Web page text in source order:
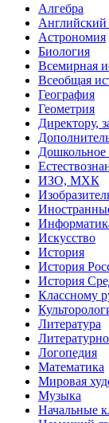
Алгебра
Английский
Астрономия
Биология
Всемирная
Всеобщая
География
Геометрия
Директору,
Дошкольное
ИЗО, МХК
Искусство
История
История
История
Классному
Литература
Логопедия
Математика
Мировая
Музыка
Начальные